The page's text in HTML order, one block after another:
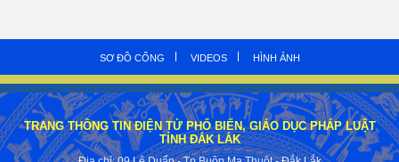
SƠ ĐỒ CỔNG VIDEOS HÌNH ẢNH
TRANG THÔNG TIN ĐIỆN TỬ PHỔ BIẾN, GIÁO DỤC PHÁP LUẬT
TỈNH ĐẮK LẮK